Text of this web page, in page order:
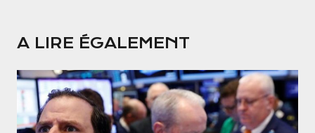
A LIRE ÉGALEMENT